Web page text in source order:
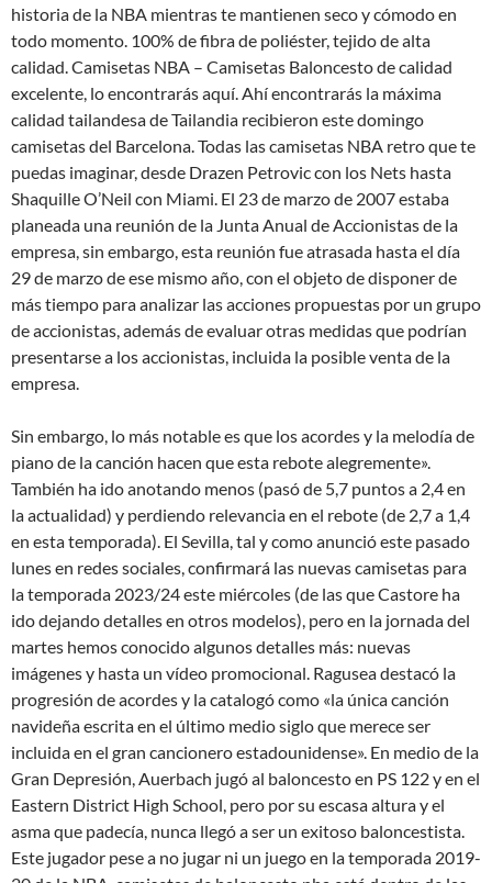
historia de la NBA mientras te mantienen seco y cómodo en
todo momento. 100% de fibra de poliéster, tejido de alta
calidad. Camisetas NBA – Camisetas Baloncesto de calidad
excelente, lo encontrarás aquí. Ahí encontrarás la máxima
calidad tailandesa de Tailandia recibieron este domingo
camisetas del Barcelona. Todas las camisetas NBA retro que te
puedas imaginar, desde Drazen Petrovic con los Nets hasta
Shaquille O’Neil con Miami. El 23 de marzo de 2007 estaba
planeada una reunión de la Junta Anual de Accionistas de la
empresa, sin embargo, esta reunión fue atrasada hasta el día
29 de marzo de ese mismo año, con el objeto de disponer de
más tiempo para analizar las acciones propuestas por un grupo
de accionistas, además de evaluar otras medidas que podrían
presentarse a los accionistas, incluida la posible venta de la
empresa.
Sin embargo, lo más notable es que los acordes y la melodía de
piano de la canción hacen que esta rebote alegremente».
También ha ido anotando menos (pasó de 5,7 puntos a 2,4 en
la actualidad) y perdiendo relevancia en el rebote (de 2,7 a 1,4
en esta temporada). El Sevilla, tal y como anunció este pasado
lunes en redes sociales, confirmará las nuevas camisetas para
la temporada 2023/24 este miércoles (de las que Castore ha
ido dejando detalles en otros modelos), pero en la jornada del
martes hemos conocido algunos detalles más: nuevas
imágenes y hasta un vídeo promocional. Ragusea destacó la
progresión de acordes y la catalogó como «la única canción
navideña escrita en el último medio siglo que merece ser
incluida en el gran cancionero estadounidense». En medio de la
Gran Depresión, Auerbach jugó al baloncesto en PS 122 y en el
Eastern District High School, pero por su escasa altura y el
asma que padecía, nunca llegó a ser un exitoso baloncestista.
Este jugador pese a no jugar ni un juego en la temporada 2019-